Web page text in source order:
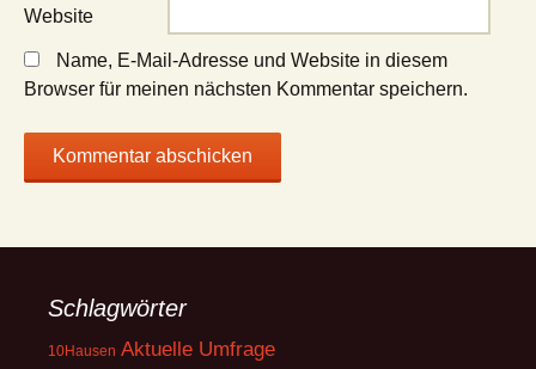
Website
Name, E-Mail-Adresse und Website in diesem
Browser für meinen nächsten Kommentar speichern.
Schlagwörter
10Hausen Aktuelle Umfrage